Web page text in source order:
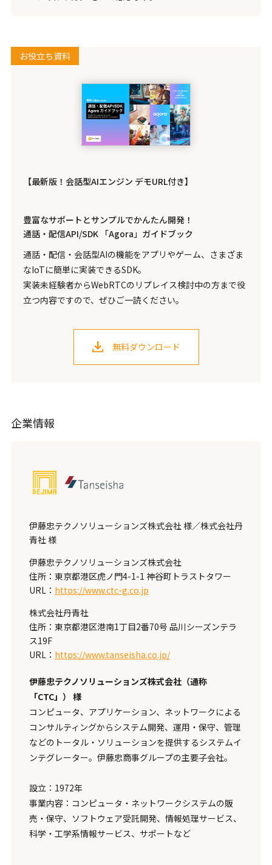
お役立ち資料
【最新版！会話型AIエンジン デモURL付き】
豊富なサポートとサンプルでかんたん開発！
通話・配信API/SDK 「Agora」ガイドブック
通話・配信・会話型AIの機能をアプリやゲーム、さまざま
なIoTに簡単に実装できるSDK。
実装未経験者からWebRTCのリプレイス検討中の方まで役
立つ内容ですので、ぜひご一読ください。
無料ダウンロード
企業情報
伊藤忠テクノソリューションズ株式会社 様／株式会社丹
青社 様
伊藤忠テクノソリューションズ株式会社
住所：東京都港区虎ノ門4-1-1 神谷町トラストタワー
URL： https://www.ctc-g.co.jp
株式会社丹青社
住所：東京都港区港南1丁目2番70号 品川シーズンテラ
ス19F
URL： https://www.tanseisha.co.jp/
伊藤忠テクノソリューションズ株式会社（通称
「CTC」） 様
コンピュータ、アプリケーション、ネットワークによる
コンサルティングからシステム開発、運用・保守、管理
などのトータル・ソリューションを提供するシステムイ
ンテグレーター。伊藤忠商事グループの主要子会社。
設立：1972年
事業内容：コンピュータ・ネットワークシステムの販
売・保守、ソフトウェア受託開発、情報処理サービス、
科学・工学系情報サービス、サポートなど